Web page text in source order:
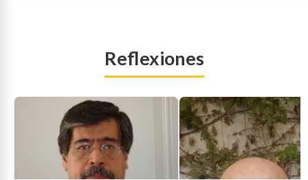
Reflexiones